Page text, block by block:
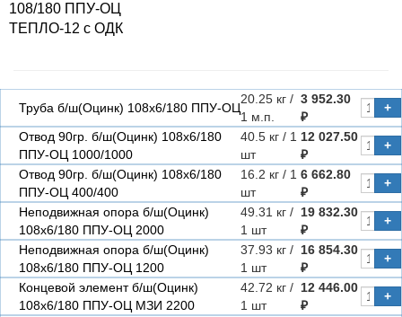
108/180 ППУ-ОЦ
ТЕПЛО-12 с ОДК
Труба б/ш(Оцинк) 108х6/180 ППУ-ОЦ
20.25 кг /
1 м.п.
3 952.30
₽
+
Отвод 90гр. б/ш(Оцинк) 108х6/180
ППУ-ОЦ 1000/1000
40.5 кг / 1
шт
12 027.50
₽
+
Отвод 90гр. б/ш(Оцинк) 108х6/180
ППУ-ОЦ 400/400
16.2 кг / 1
шт
6 662.80
₽
+
Неподвижная опора б/ш(Оцинк)
108х6/180 ППУ-ОЦ 2000
49.31 кг /
1 шт
19 832.30
₽
+
Неподвижная опора б/ш(Оцинк)
108х6/180 ППУ-ОЦ 1200
37.93 кг /
1 шт
16 854.30
₽
+
Концевой элемент б/ш(Оцинк)
108х6/180 ППУ-ОЦ МЗИ 2200
42.72 кг /
1 шт
12 446.00
₽
+